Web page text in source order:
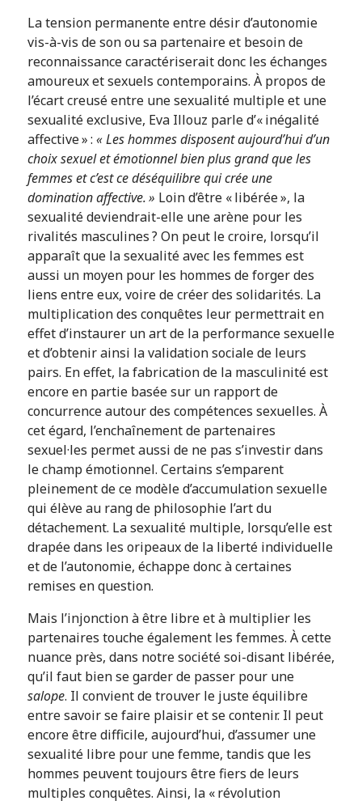
La tension permanente entre désir d’autonomie
vis-à-vis de son ou sa partenaire et besoin de
reconnaissance caractériserait donc les échanges
amoureux et sexuels contemporains. À propos de
l’écart creusé entre une sexualité multiple et une
sexualité exclusive, Eva Illouz parle d’« inégalité
affective » : « Les hommes disposent aujourd’hui d’un
choix sexuel et émotionnel bien plus grand que les
femmes et c’est ce déséquilibre qui crée une
domination affective. » Loin d’être « libérée », la
sexualité deviendrait-elle une arène pour les
rivalités masculines ? On peut le croire, lorsqu’il
apparaît que la sexualité avec les femmes est
aussi un moyen pour les hommes de forger des
liens entre eux, voire de créer des solidarités. La
multiplication des conquêtes leur permettrait en
effet d’instaurer un art de la performance sexuelle
et d’obtenir ainsi la validation sociale de leurs
pairs. En effet, la fabrication de la masculinité est
encore en partie basée sur un rapport de
concurrence autour des compétences sexuelles. À
cet égard, l’enchaînement de partenaires
sexuel·les permet aussi de ne pas s’investir dans
le champ émotionnel. Certains s’emparent
pleinement de ce modèle d’accumulation sexuelle
qui élève au rang de philosophie l’art du
détachement. La sexualité multiple, lorsqu’elle est
drapée dans les oripeaux de la liberté individuelle
et de l’autonomie, échappe donc à certaines
remises en question.
Mais l’injonction à être libre et à multiplier les
partenaires touche également les femmes. À cette
nuance près, dans notre société soi-disant libérée,
qu’il faut bien se garder de passer pour une
salope. Il convient de trouver le juste équilibre
entre savoir se faire plaisir et se contenir. Il peut
encore être difficile, aujourd’hui, d’assumer une
sexualité libre pour une femme, tandis que les
hommes peuvent toujours être fiers de leurs
multiples conquêtes. Ainsi, la « révolution